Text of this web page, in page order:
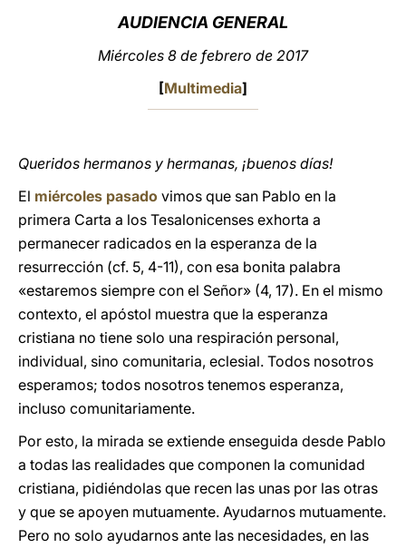
LATINE
AUDIENCIA GENERAL
Miércoles 8 de febrero de 2017
[Multimedia]
Queridos hermanos y hermanas, ¡buenos días!
El miércoles pasado vimos que san Pablo en la
primera Carta a los Tesalonicenses exhorta a
permanecer radicados en la esperanza de la
resurrección (cf. 5, 4-11), con esa bonita palabra
«estaremos siempre con el Señor» (4, 17). En el mismo
contexto, el apóstol muestra que la esperanza
cristiana no tiene solo una respiración personal,
individual, sino comunitaria, eclesial. Todos nosotros
esperamos; todos nosotros tenemos esperanza,
incluso comunitariamente.
Por esto, la mirada se extiende enseguida desde Pablo
a todas las realidades que componen la comunidad
cristiana, pidiéndolas que recen las unas por las otras
y que se apoyen mutuamente. Ayudarnos mutuamente.
Pero no solo ayudarnos ante las necesidades, en las